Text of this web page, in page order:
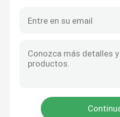
Tejido de jersey deportivo
Tela tejida del tweed